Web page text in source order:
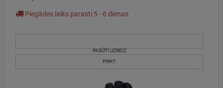
Piegādes laiks parasti 5 - 6 dienas
PASŪTI UZREIZ
PIRKT